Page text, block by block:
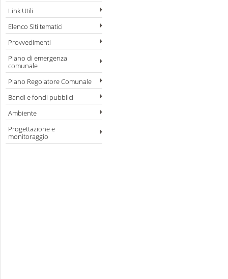
Link Utili
Elenco Siti tematici
Provvedimenti
Piano di emergenza
comunale
Piano Regolatore Comunale
Bandi e fondi pubblici
Ambiente
Progettazione e
monitoraggio